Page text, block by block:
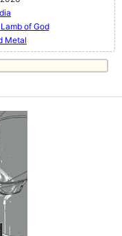
of God
Metal